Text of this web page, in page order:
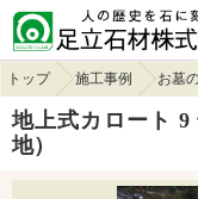
トップ 施工事例 お墓
地上式カロート
地）